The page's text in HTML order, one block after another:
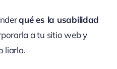
qué es la usabilidad
a tu sitio web y
liarla.